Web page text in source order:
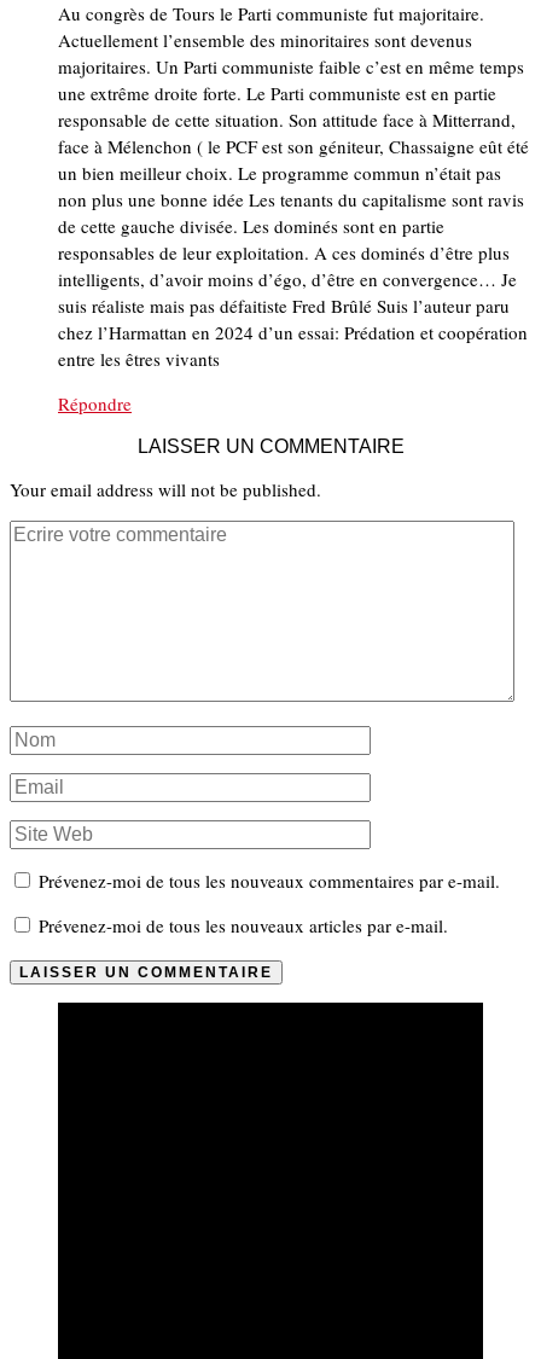
Au congrès de Tours le Parti communiste fut majoritaire.
Actuellement l’ensemble des minoritaires sont devenus
majoritaires. Un Parti communiste faible c’est en même temps
une extrême droite forte. Le Parti communiste est en partie
responsable de cette situation. Son attitude face à Mitterrand,
face à Mélenchon ( le PCF est son géniteur, Chassaigne eût été
un bien meilleur choix. Le programme commun n’était pas
non plus une bonne idée Les tenants du capitalisme sont ravis
de cette gauche divisée. Les dominés sont en partie
responsables de leur exploitation. A ces dominés d’être plus
intelligents, d’avoir moins d’égo, d’être en convergence… Je
suis réaliste mais pas défaitiste Fred Brûlé Suis l’auteur paru
chez l’Harmattan en 2024 d’un essai: Prédation et coopération
entre les êtres vivants
Répondre
LAISSER UN COMMENTAIRE
Your email address will not be published.
Prévenez-moi de tous les nouveaux commentaires par e-mail.
Prévenez-moi de tous les nouveaux articles par e-mail.